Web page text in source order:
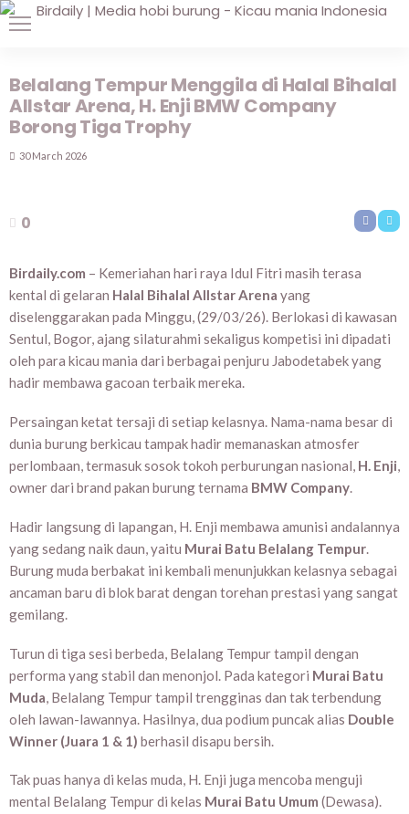
Belalang Tempur Menggila di Halal Bihalal
Allstar Arena, H. Enji BMW Company
Borong Tiga Trophy
30 March 2026
0
Birdaily.com – Kemeriahan hari raya Idul Fitri masih terasa
kental di gelaran Halal Bihalal Allstar Arena yang
diselenggarakan pada Minggu, (29/03/26). Berlokasi di kawasan
Sentul, Bogor, ajang silaturahmi sekaligus kompetisi ini dipadati
oleh para kicau mania dari berbagai penjuru Jabodetabek yang
hadir membawa gacoan terbaik mereka.
Persaingan ketat tersaji di setiap kelasnya. Nama-nama besar di
dunia burung berkicau tampak hadir memanaskan atmosfer
perlombaan, termasuk sosok tokoh perburungan nasional, H. Enji,
owner dari brand pakan burung ternama BMW Company.
Hadir langsung di lapangan, H. Enji membawa amunisi andalannya
yang sedang naik daun, yaitu Murai Batu Belalang Tempur.
Burung muda berbakat ini kembali menunjukkan kelasnya sebagai
ancaman baru di blok barat dengan torehan prestasi yang sangat
gemilang.
Turun di tiga sesi berbeda, Belalang Tempur tampil dengan
performa yang stabil dan menonjol. Pada kategori Murai Batu
Muda , Belalang Tempur tampil trengginas dan tak terbendung
oleh lawan-lawannya. Hasilnya, dua podium puncak alias Double
Winner (Juara 1 & 1) berhasil disapu bersih.
Tak puas hanya di kelas muda, H. Enji juga mencoba menguji
mental Belalang Tempur di kelas Murai Batu Umum (Dewasa).